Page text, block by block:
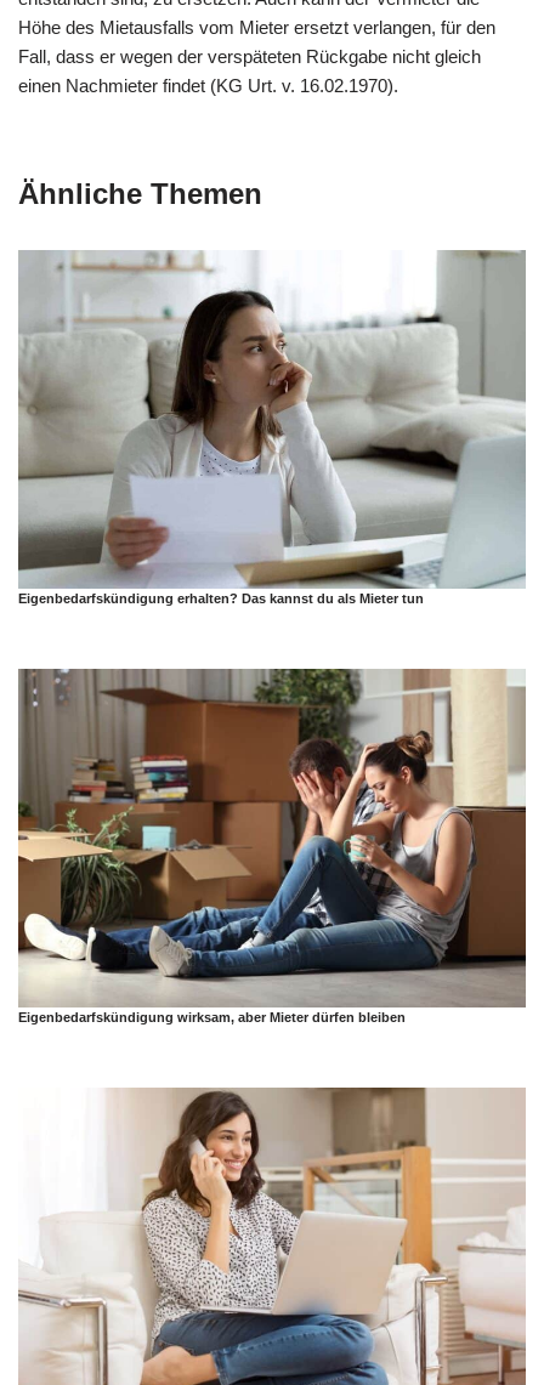
Höhe des Mietausfalls vom Mieter ersetzt verlangen, für den
Fall, dass er wegen der verspäteten Rückgabe nicht gleich
einen Nachmieter findet (KG Urt. v. 16.02.1970).
Ähnliche Themen
Eigenbedarfskündigung erhalten? Das kannst du als Mieter tun
Eigenbedarfskündigung wirksam, aber Mieter dürfen bleiben